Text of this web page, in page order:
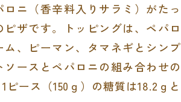
ニ（香辛料入りサラミ）がたっ
ザです。トッピングは、ペパロ
ム、ピーマン、タマネギとシンプ
ースとペパロニの組み合わせの
1 ピース（150 ｇ）の糖質は18.2 ｇと